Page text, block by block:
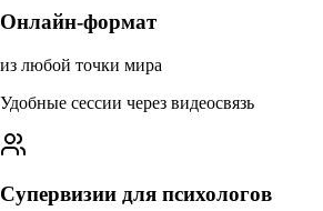
Онлайн-формат
из любой точки мира
Удобные сессии через видеосвязь
Супервизии для психологов